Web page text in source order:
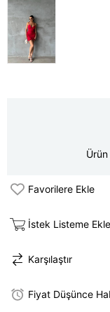
Ürün
Favorilere Ekle
İstek Listeme Ekle
Karşılaştır
Fiyat Düşünce